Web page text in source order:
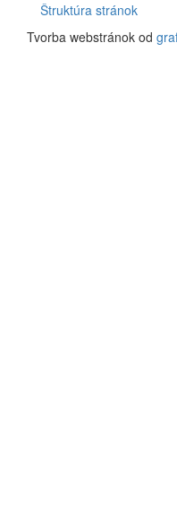
Štruktúra stránok
Tvorba webstránok od